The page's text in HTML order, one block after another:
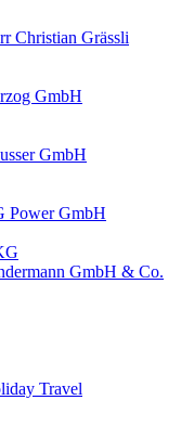
Christian Grässli
GmbH
GmbH
Power GmbH
GmbH & Co.
Travel